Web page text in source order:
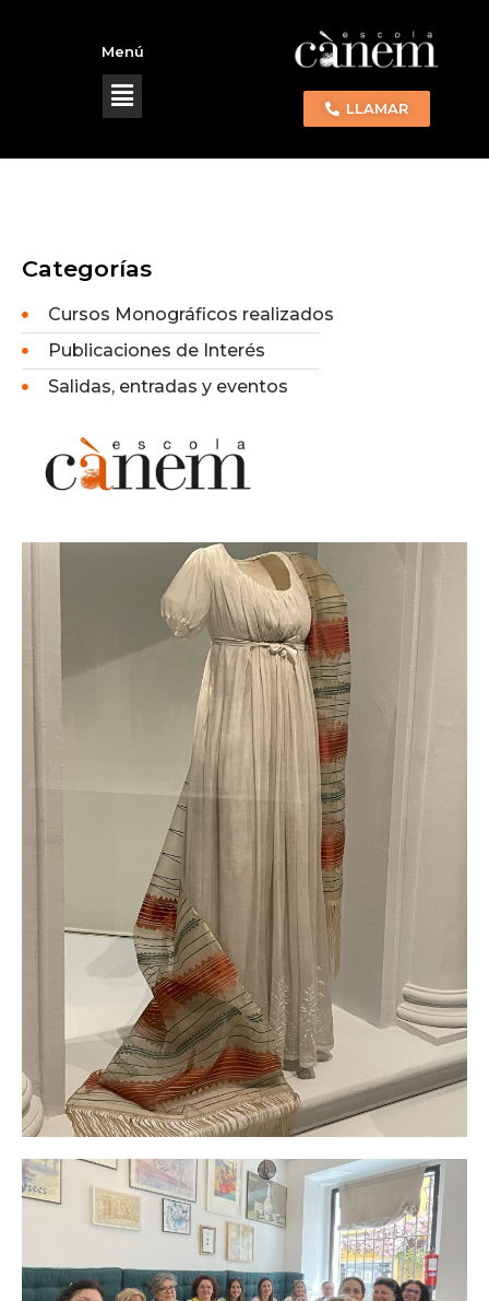
Menú
LLAMAR
Categorías
Cursos Monográficos realizados
Publicaciones de Interés
Salidas, entradas y eventos